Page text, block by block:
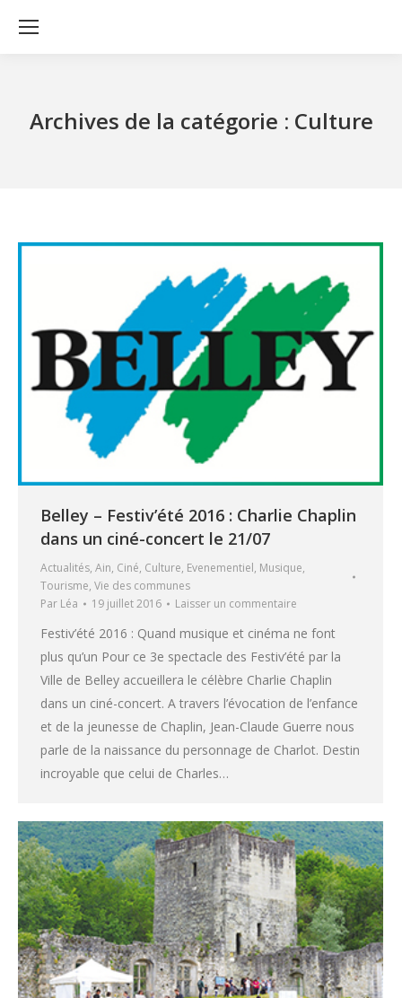
Archives de la catégorie : Culture
Belley – Festiv’été 2016 : Charlie Chaplin
dans un ciné-concert le 21/07
Actualités, Ain, Ciné, Culture, Evenementiel, Musique,
Tourisme, Vie des communes
Par Léa 19 juillet 2016 Laisser un commentaire
Festiv’été 2016 : Quand musique et cinéma ne font
plus qu’un Pour ce 3e spectacle des Festiv’été par la
Ville de Belley accueillera le célèbre Charlie Chaplin
dans un ciné-concert. A travers l’évocation de l’enfance
et de la jeunesse de Chaplin, Jean-Claude Guerre nous
parle de la naissance du personnage de Charlot. Destin
incroyable que celui de Charles…